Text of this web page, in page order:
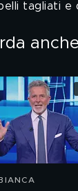
tagliati e
anche